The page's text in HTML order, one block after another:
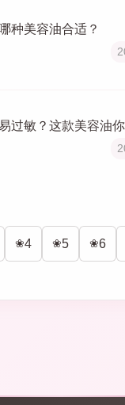
种美容油合适？
过敏？这款美容油你
4 5 6